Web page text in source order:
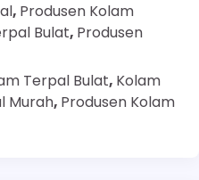
, Produsen Kolam
Bulat, Produsen
Terpal Bulat, Kolam
Murah, Produsen Kolam